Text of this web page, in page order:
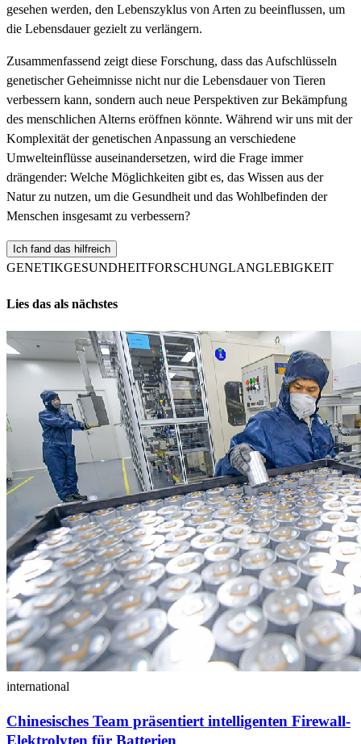
gesehen werden, den Lebenszyklus von Arten zu beeinflussen, um
die Lebensdauer gezielt zu verlängern.
Zusammenfassend zeigt diese Forschung, dass das Aufschlüsseln
genetischer Geheimnisse nicht nur die Lebensdauer von Tieren
verbessern kann, sondern auch neue Perspektiven zur Bekämpfung
des menschlichen Alterns eröffnen könnte. Während wir uns mit der
Komplexität der genetischen Anpassung an verschiedene
Umwelteinflüsse auseinandersetzen, wird die Frage immer
drängender: Welche Möglichkeiten gibt es, das Wissen aus der
Natur zu nutzen, um die Gesundheit und das Wohlbefinden der
Menschen insgesamt zu verbessern?
Ich fand das hilfreich
GENETIKGESUNDHEITFORSCHUNGLANGLEBIGKEIT
Lies das als nächstes
international
Chinesisches Team präsentiert intelligenten Firewall-
Elektrolyten für Batterien